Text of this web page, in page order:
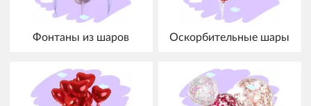
Фонтаны из шаров Оскорбительные шары